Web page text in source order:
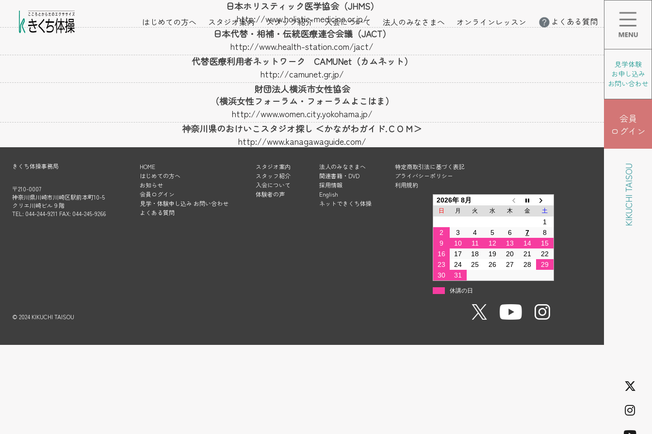
見学体験
お申し込み
お問い合わせ
会員
ログイン
KIKUCHI TAISOU
はじめての方へ スタジオ案内 スタッフ紹介 入会について 法人のみなさまへ オンラインレッスン よくある質問
日本ホリスティック医学協会（JHMS）
http://www.holistic-medicine.or.jp/
日本代替・相補・伝統医療連合会議（JACT）
http://www.health-station.com/jact/
代替医療利用者ネットワーク CAMUNet（カムネット）
http://camunet.gr.jp/
財団法人横浜市女性協会
（横浜女性フォーラム・フォーラムよこはま）
http://www.women.city.yokohama.jp/
神奈川県のおけいこスタジオ探し ＜かながわガイド.ＣＯＭ＞
http://www.kanagawaguide.com/
きくち体操事務局
〒210-0007
神奈川県川崎市川崎区駅前本町10-5
クリエ川崎ビル９階
TEL: 044-244-9211 FAX: 044-245-9266
HOME
はじめての方へ
お知らせ
会員ログイン
見学・体験申し込み お問い合わせ
よくある質問
スタジオ案内
スタッフ紹介
入会について
体験者の声
法人のみなさまへ
関連書籍・DVD
採用情報
English
ネットできくち体操
特定商取引法に基づく表記
プライバシーポリシー
利用規約
2026年 8月
日 月 火 水 木 金 土
1
2
3 4 5 6 7
8
9
10 11 12 13 14
15
16
17 18 19 20 21
22
23
24 25 26 27 28
29
30
31
休講の日
© 2024 KIKUCHI TAISOU